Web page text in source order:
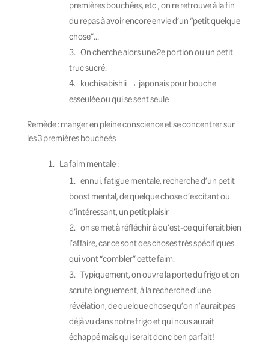
premières bouchées, etc., on re retrouve à la fin
du repas à avoir encore envie d’un “petit quelque
chose”…
On cherche alors une 2e portion ou un petit
truc sucré.
kuchisabishii → japonais pour bouche
esseulée ou qui se sent seule
Remède : manger en pleine conscience et se concentrer sur
les 3 premières boucheés
La faim mentale :
ennui, fatigue mentale, recherche d’un petit
boost mental, de quelque chose d’excitant ou
d’intéressant, un petit plaisir
on se met à réfléchir à qu’est-ce qui ferait bien
l’affaire, car ce sont des choses très spécifiques
qui vont “combler” cette faim.
Typiquement, on ouvre la porte du frigo et on
scrute longuement, à la recherche d’une
révélation, de quelque chose qu’on n’aurait pas
déjà vu dans notre frigo et qui nous aurait
échappé mais qui serait donc ben parfait!